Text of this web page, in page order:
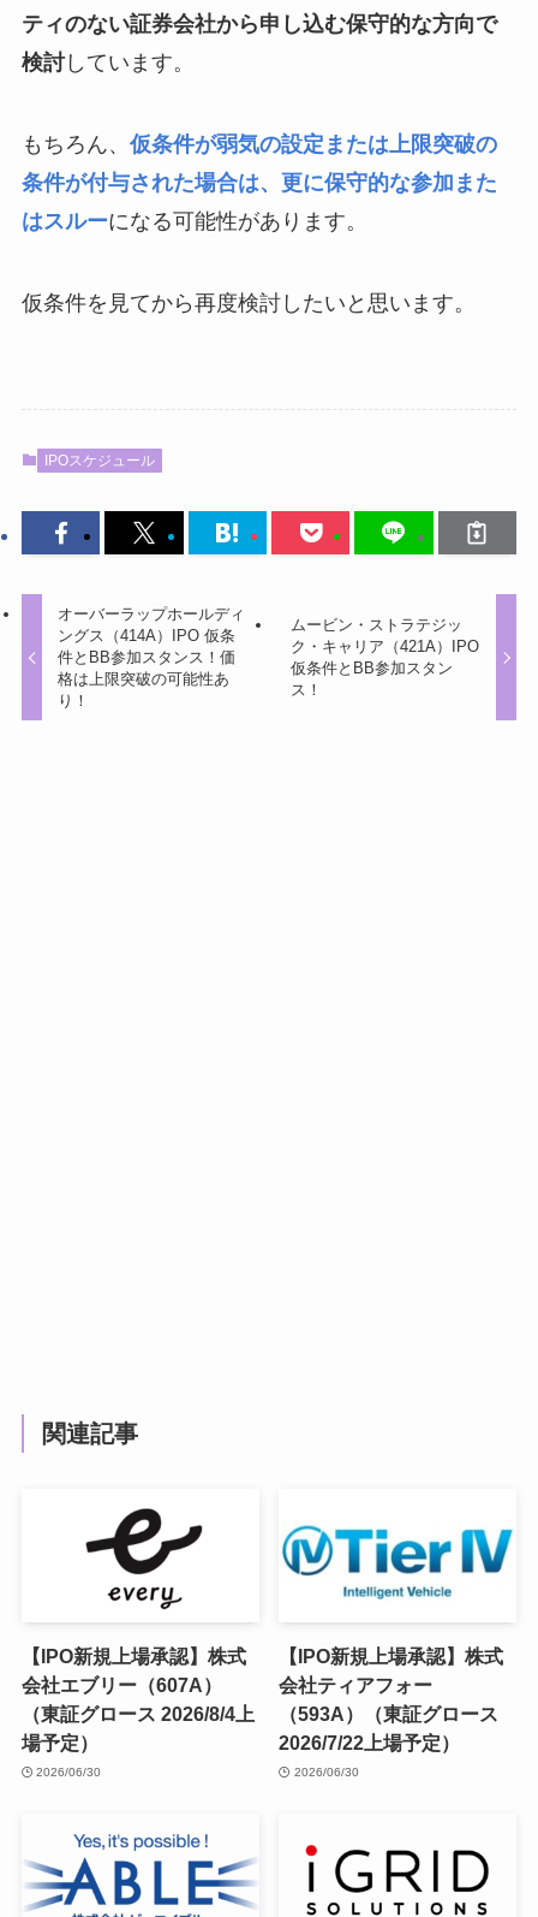
ティのない証券会社から申し込む保守的な方向で
検討しています。
もちろん、 仮条件が弱気の設定または上限突破の
条件が付与された場合は、更に保守的な参加また
はスルーになる可能性があります。
仮条件を見てから再度検討したいと思います。
IPOスケジュール
オーバーラップホールディ
ングス（414A）IPO 仮条
件とBB参加スタンス！価
格は上限突破の可能性あ
り！
ムービン・ストラテジッ
ク・キャリア（421A）IPO
仮条件とBB参加スタン
ス！
関連記事
【IPO新規上場承認】株式
会社エブリー（607A）
（東証グロース 2026/8/4上
場予定）
2026/06/30
【IPO新規上場承認】株式
会社ティアフォー
（593A）（東証グロース
2026/7/22上場予定）
2026/06/30